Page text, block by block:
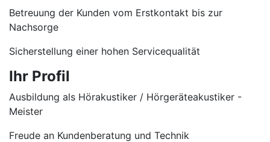
Betreuung der Kunden vom Erstkontakt bis zur
Nachsorge
Sicherstellung einer hohen Servicequalität
Ihr Profil
Ausbildung als Hörakustiker / Hörgeräteakustiker -
Meister
Freude an Kundenberatung und Technik